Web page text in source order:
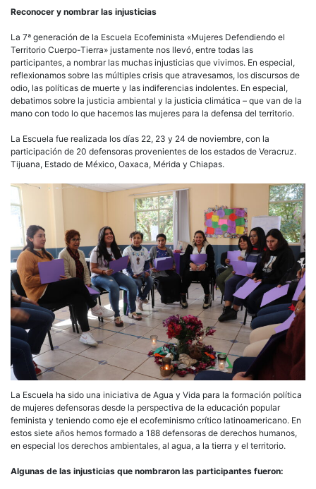
Reconocer y nombrar las injusticias
La 7ª generación de la Escuela Ecofeminista «Mujeres Defendiendo el
Territorio Cuerpo-Tierra» justamente nos llevó, entre todas las
participantes, a nombrar las muchas injusticias que vivimos. En especial,
reflexionamos sobre las múltiples crisis que atravesamos, los discursos de
odio, las políticas de muerte y las indiferencias indolentes. En especial,
debatimos sobre la justicia ambiental y la justicia climática – que van de la
mano con todo lo que hacemos las mujeres para la defensa del territorio.
La Escuela fue realizada los días 22, 23 y 24 de noviembre, con la
participación de 20 defensoras provenientes de los estados de Veracruz.
Tijuana, Estado de México, Oaxaca, Mérida y Chiapas.
La Escuela ha sido una iniciativa de Agua y Vida para la formación política
de mujeres defensoras desde la perspectiva de la educación popular
feminista y teniendo como eje el ecofeminismo crítico latinoamericano. En
estos siete años hemos formado a 188 defensoras de derechos humanos,
en especial los derechos ambientales, al agua, a la tierra y el territorio.
Algunas de las injusticias que nombraron las participantes fueron: